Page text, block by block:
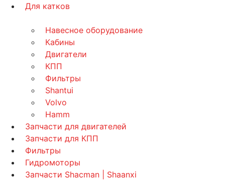
Для катков
Навесное оборудование
Кабины
Двигатели
КПП
Фильтры
Shantui
Volvo
Hamm
Запчасти для двигателей
Запчасти для КПП
Фильтры
Гидромоторы
Запчасти Shacman | Shaanxi